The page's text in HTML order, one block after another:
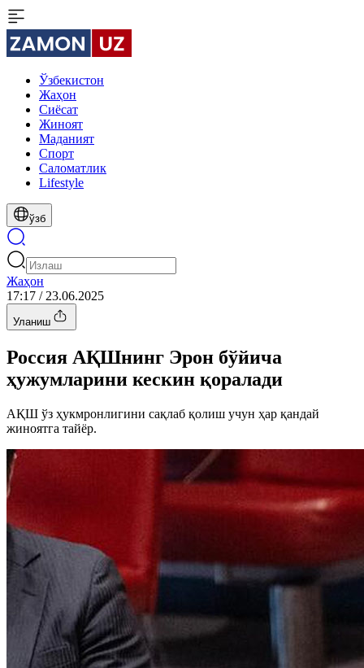
Ўзбекистон
Жаҳон
Сиёсат
Жиноят
Маданият
Спорт
Cаломатлик
Lifestyle
ўзб
Жаҳон
17:17 / 23.06.2025
Уланиш
Россия АҚШнинг Эрон бўйича
ҳужумларини кескин қоралади
АҚШ ўз ҳукмронлигини сақлаб қолиш учун ҳар қандай
жиноятга тайёр.